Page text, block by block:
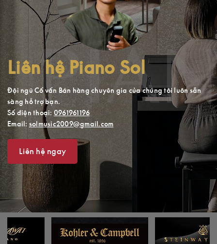
Liên hệ Piano Sol
Đội ngũ Cố vấn Bán hàng chuyên gia của chúng tôi luôn sẵn
sàng hỗ trợ bạn.
Số điện thoại: 0961961196
Email: solmusic2009@gmail.com
Liên hệ ngay